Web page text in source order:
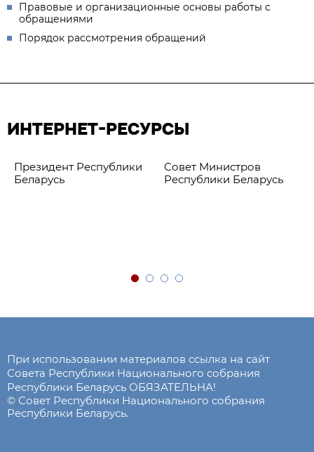
Правовые и организационные основы работы с
обращениями
Порядок рассмотрения обращений
ИНТЕРНЕТ-РЕСУРСЫ
Президент Республики
Беларусь
Совет Министров
Республики Беларусь
При использовании материалов ссылка на сайт
Совета Республики Национального собрания
Республики Беларусь ОБЯЗАТЕЛЬНА!
© Совет Республики Национального собрания
Республики Беларусь.